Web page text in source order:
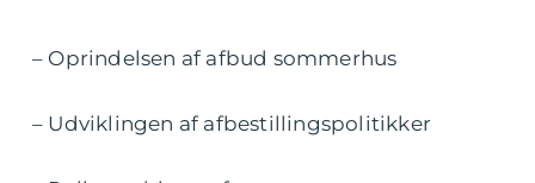
– Oprindelsen af afbud sommerhus
– Udviklingen af afbestillingspolitikker